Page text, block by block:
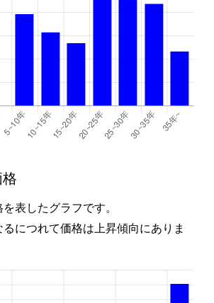
表したグラフです。
につれて価格は上昇傾向にありま